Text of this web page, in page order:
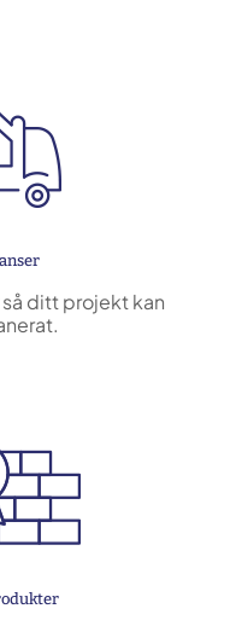
ditt projekt kan